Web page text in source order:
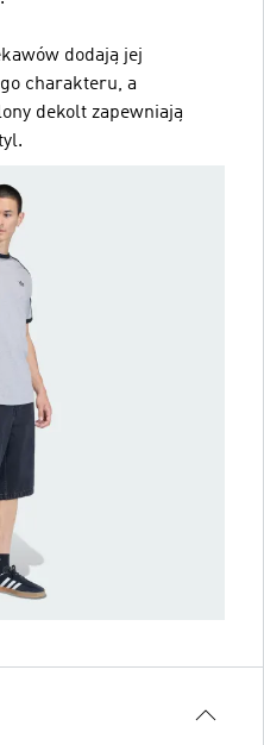
dodają jej
charakteru, a
dekolt zapewniają